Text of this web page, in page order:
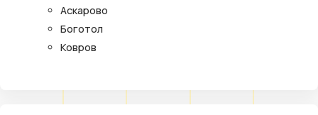
Аскарово
Боготол
Ковров